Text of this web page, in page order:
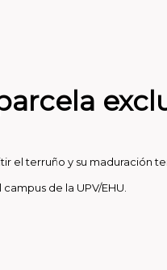
el terruño y su maduración
de la UPV/EHU.